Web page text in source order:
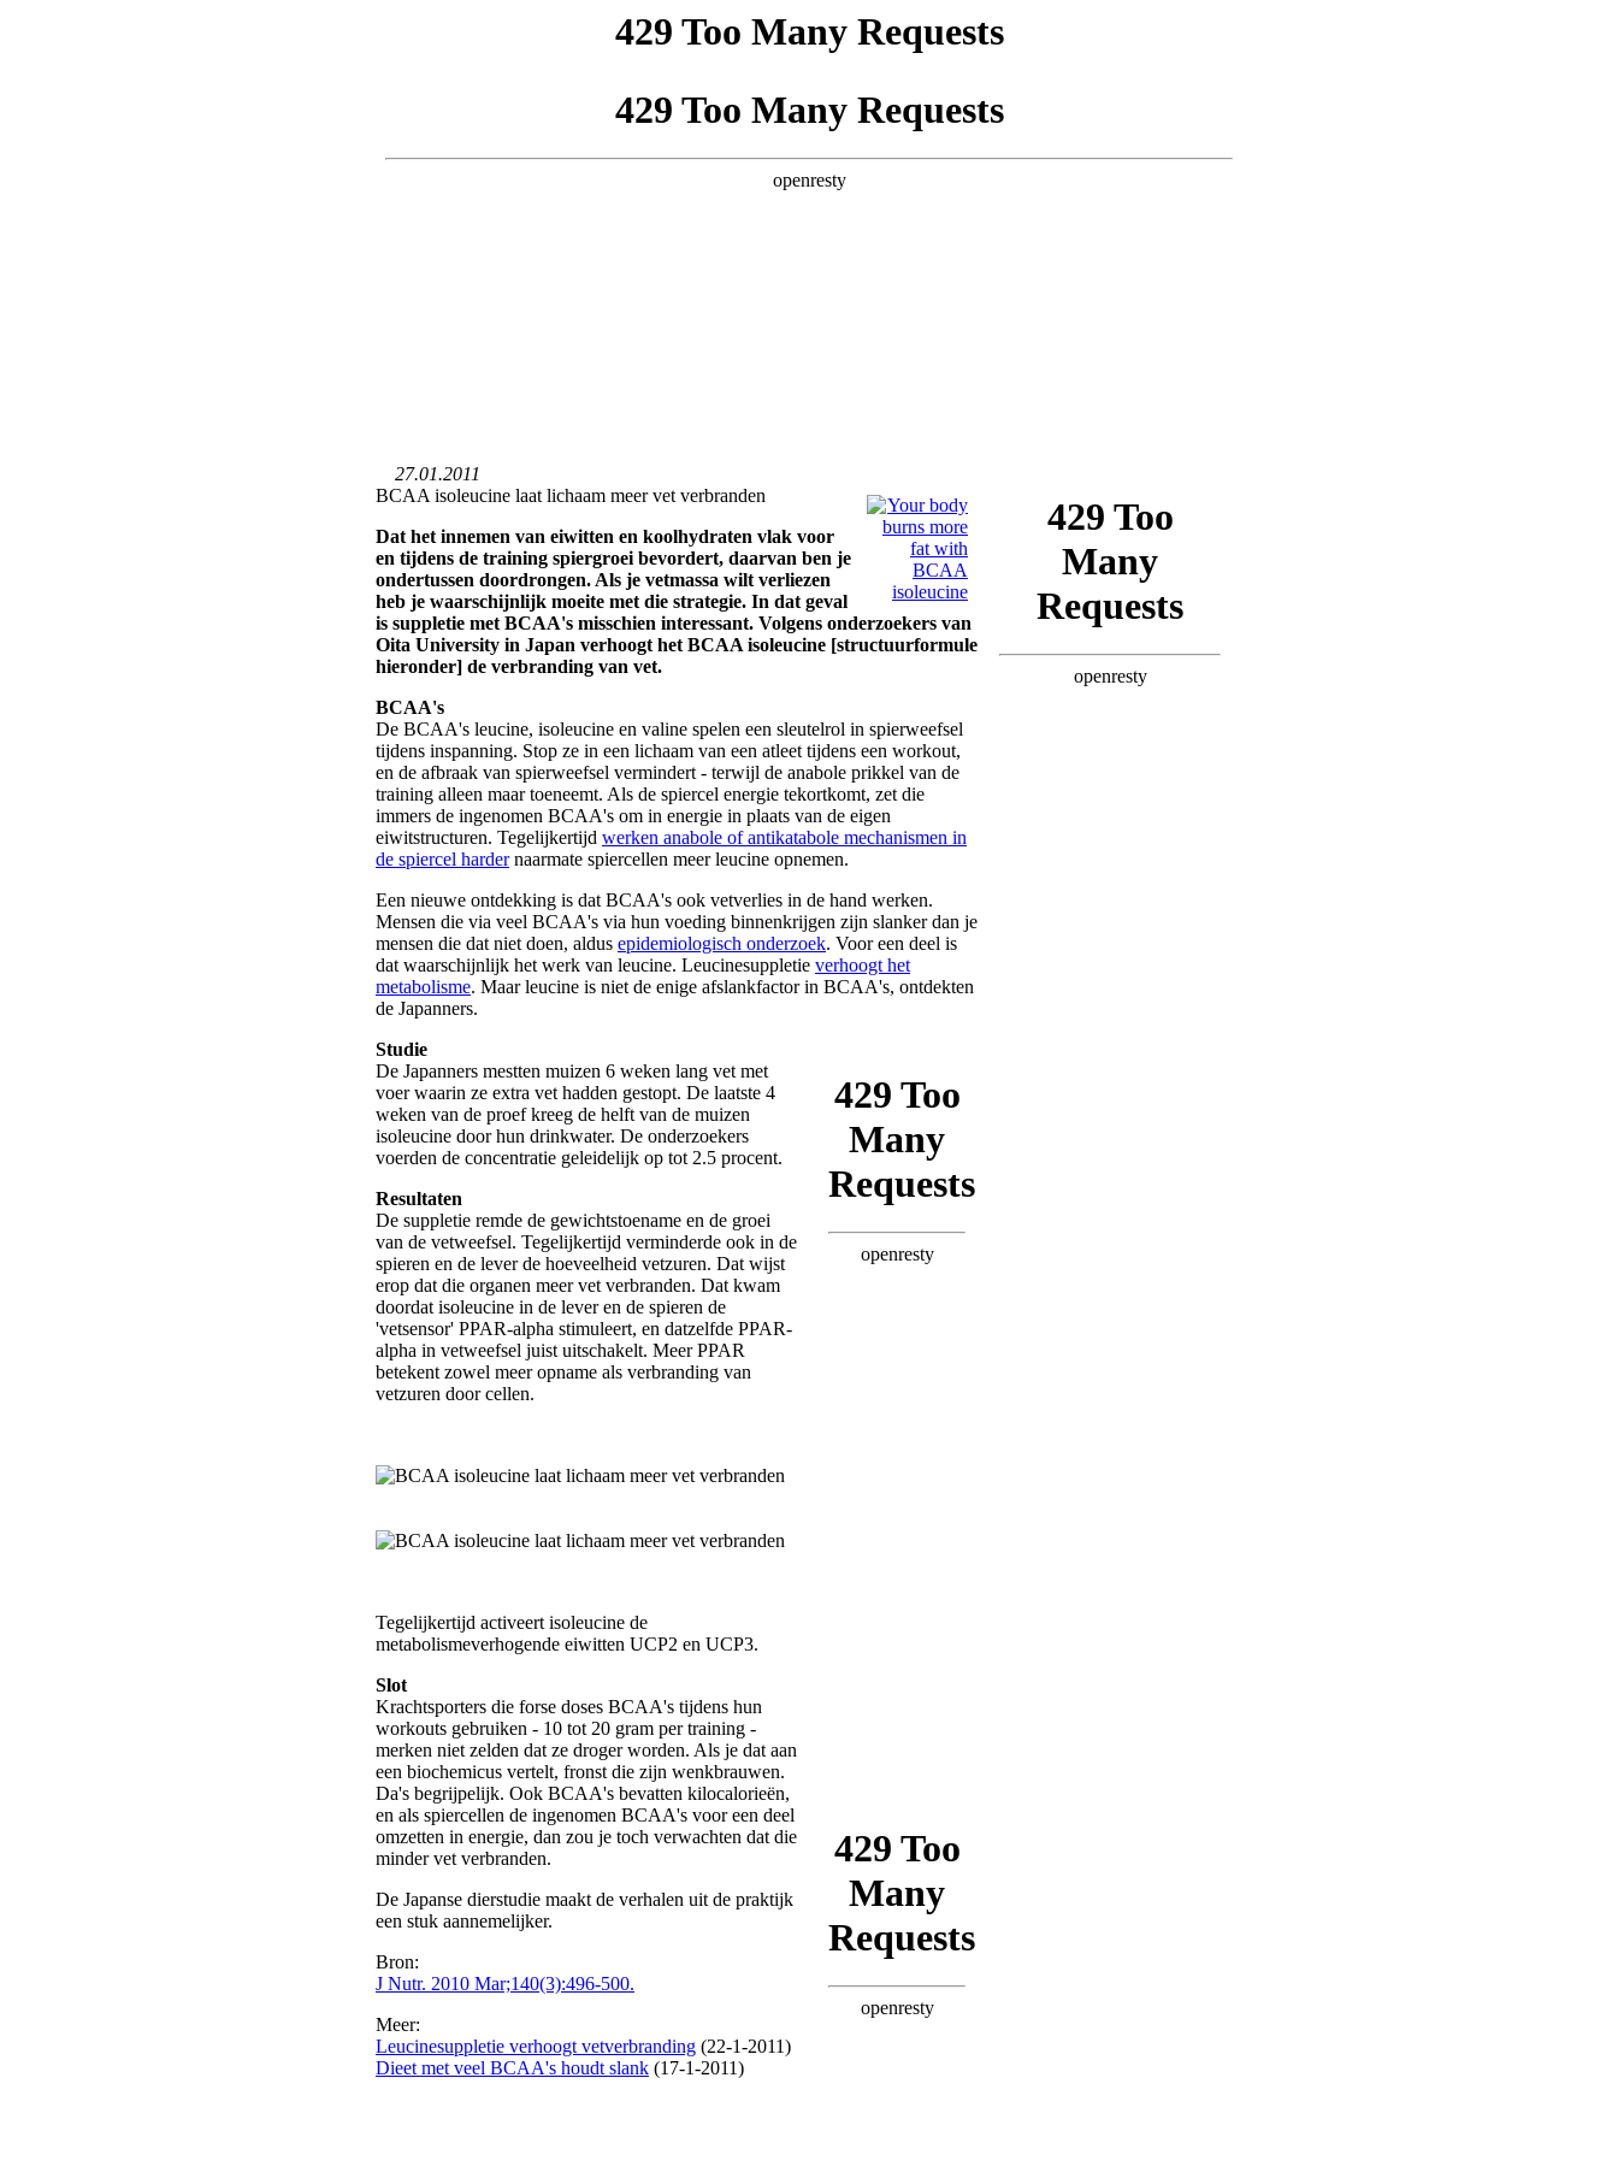
27.01.2011
BCAA isoleucine laat lichaam meer vet verbranden
Dat het innemen van eiwitten en koolhydraten vlak voor
en tijdens de training spiergroei bevordert, daarvan ben je
ondertussen doordrongen. Als je vetmassa wilt verliezen
heb je waarschijnlijk moeite met die strategie. In dat geval
is suppletie met BCAA's misschien interessant. Volgens onderzoekers van
Oita University in Japan verhoogt het BCAA isoleucine [structuurformule
hieronder] de verbranding van vet.
BCAA's
De BCAA's leucine, isoleucine en valine spelen een sleutelrol in spierweefsel
tijdens inspanning. Stop ze in een lichaam van een atleet tijdens een workout,
en de afbraak van spierweefsel vermindert - terwijl de anabole prikkel van de
training alleen maar toeneemt. Als de spiercel energie tekortkomt, zet die
immers de ingenomen BCAA's om in energie in plaats van de eigen
eiwitstructuren. Tegelijkertijd werken anabole of antikatabole mechanismen in
de spiercel hardernaarmate spiercellen meer leucine opnemen.
Een nieuwe ontdekking is dat BCAA's ook vetverlies in de hand werken.
Mensen die via veel BCAA's via hun voeding binnenkrijgen zijn slanker dan je
mensen die dat niet doen, aldus epidemiologisch onderzoek. Voor een deel is
dat waarschijnlijk het werk van leucine. Leucinesuppletie verhoogt het
metabolisme. Maar leucine is niet de enige afslankfactor in BCAA's, ontdekten
de Japanners.
Studie
De Japanners mestten muizen 6 weken lang vet met
voer waarin ze extra vet hadden gestopt. De laatste 4
weken van de proef kreeg de helft van de muizen
isoleucine door hun drinkwater. De onderzoekers
voerden de concentratie geleidelijk op tot 2.5 procent.
Resultaten
De suppletie remde de gewichtstoename en de groei
van de vetweefsel. Tegelijkertijd verminderde ook in de
spieren en de lever de hoeveelheid vetzuren. Dat wijst
erop dat die organen meer vet verbranden. Dat kwam
doordat isoleucine in de lever en de spieren de
'vetsensor' PPAR-alpha stimuleert, en datzelfde PPAR-
alpha in vetweefsel juist uitschakelt. Meer PPAR
betekent zowel meer opname als verbranding van
vetzuren door cellen.
Tegelijkertijd activeert isoleucine de
metabolismeverhogende eiwitten UCP2 en UCP3.
Slot
Krachtsporters die forse doses BCAA's tijdens hun
workouts gebruiken - 10 tot 20 gram per training -
merken niet zelden dat ze droger worden. Als je dat aan
een biochemicus vertelt, fronst die zijn wenkbrauwen.
Da's begrijpelijk. Ook BCAA's bevatten kilocalorieën,
en als spiercellen de ingenomen BCAA's voor een deel
omzetten in energie, dan zou je toch verwachten dat die
minder vet verbranden.
De Japanse dierstudie maakt de verhalen uit de praktijk
een stuk aannemelijker.
Bron:
J Nutr. 2010 Mar;140(3):496-500.
Meer:
Leucinesuppletie verhoogt vetverbranding (22-1-2011)
Dieet met veel BCAA's houdt slank (17-1-2011)